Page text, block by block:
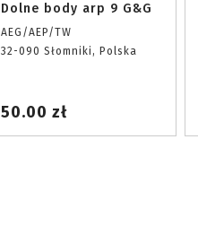
Dolne body arp 9 G&G
AEG/AEP/TW
32-090 Słomniki, Polska
50.00 zł